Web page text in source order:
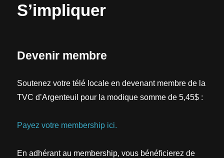
S’impliquer
Devenir membre
Soutenez votre télé locale en devenant membre de la
TVC d’Argenteuil pour la modique somme de 5,45$ :
Payez votre membership ici.
En adhérant au membership, vous bénéficierez de